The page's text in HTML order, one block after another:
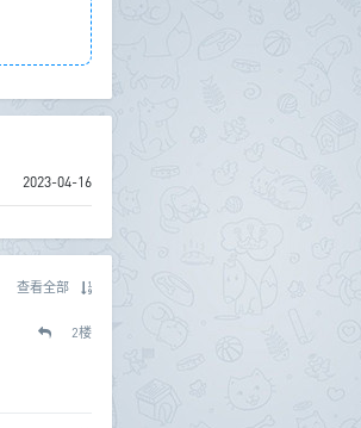
2023-04-16
查看全部
2楼